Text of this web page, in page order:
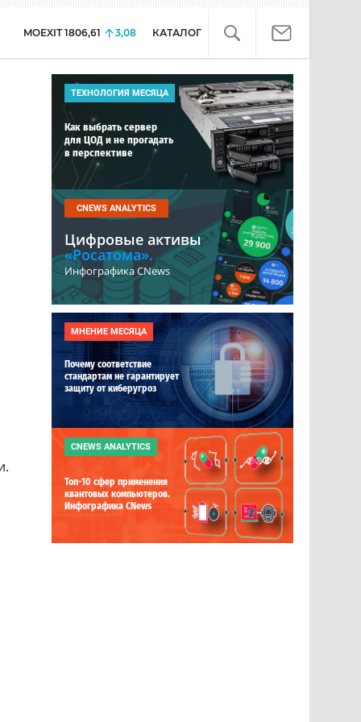
MOEXIT 1806,61 3,08 КАТАЛОГ
ТЕХНОЛОГИЯ МЕСЯЦА
Как выбрать сервер
для ЦОД и не прогадать
в перспективе
CNEWS ANALYTICS
Цифровые активы
«Росатома».
Инфографика CNews
МНЕНИЕ МЕСЯЦА
Почему соответствие
стандартам не гарантирует
защиту от киберугроз
CNEWS ANALYTICS
Топ-10 сфер применения
квантовых компьютеров.
Инфографика CNews